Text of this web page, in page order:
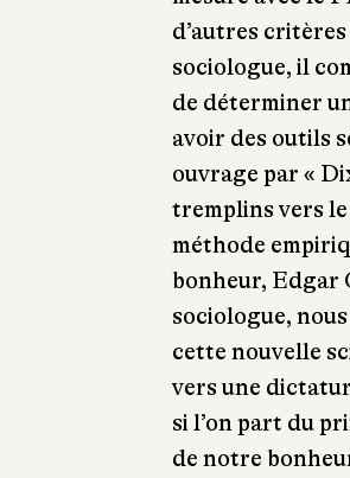
d’autres
sociologue, il
de déterminer
avoir des outils
ouvrage par «
tremplins vers
méthode
bonheur, Edgar
sociologue,
cette nouvelle
vers une
si l’on part du
de notre